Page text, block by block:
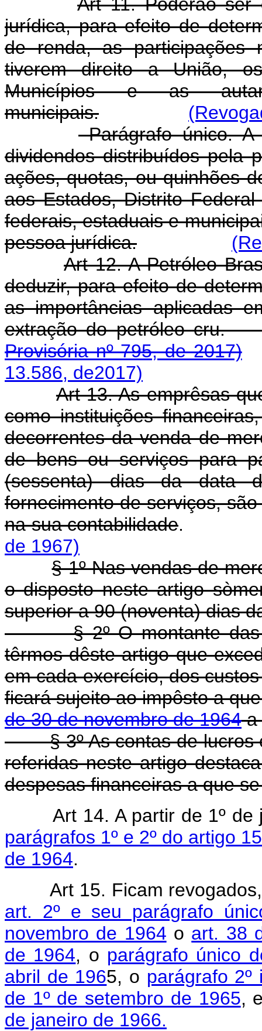
jurídica, para efeito de
de renda, as participações
tiverem direito a União,
Municípios e as
municipais.
Parágrafo único. A
dividendos distribuídos pela
ações, quotas, ou quinhões
aos Estados, Distrito
federais, estaduais e
pessoa jurídica.
Art 12. A Petróleo
deduzir, para efeito de
as importâncias aplicadas
extração do
Provisória nº 795, de 2017)
13.586, de2017)
Art 13. As emprêsas
como instituições
decorrentes da venda de
de bens ou serviços para
(sessenta) dias da data
fornecimento de serviços,
na sua contabilidade
de 1967)
§ 1º Nas vendas de
o disposto neste artigo
superior a 90 (noventa) dias
§ 2º O montante das
têrmos dêste artigo que
em cada exercício, dos
ficará sujeito ao impôsto a
de 30 de novembro de 1964a
§ 3º As contas de lucros e
referidas neste artigo
despesas financeiras a que
Art 14. A partir de 1º
parágrafos 1º e 2º do artigo
de 1964.
Art 15. Ficam
art. 2º e seu parágrafo
novembro de 1964 o art. 38
de 1964, o parágrafo único
abril de 1965, o parágrafo
de 1º de setembro de 1965,
de janeiro de 1966.